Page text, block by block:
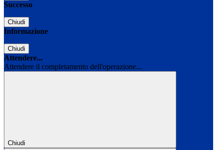
Successo
Chiudi
Informazione
Chiudi
Attendere...
Attendere il completamento dell'operazione...
Chiudi